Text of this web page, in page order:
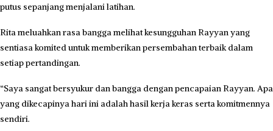
putus sepanjang menjalani latihan.
Rita meluahkan rasa bangga melihat kesungguhan Rayyan yang
sentiasa komited untuk memberikan persembahan terbaik dalam
setiap pertandingan.
“Saya sangat bersyukur dan bangga dengan pencapaian Rayyan. Apa
yang dikecapinya hari ini adalah hasil kerja keras serta komitmennya
sendiri.